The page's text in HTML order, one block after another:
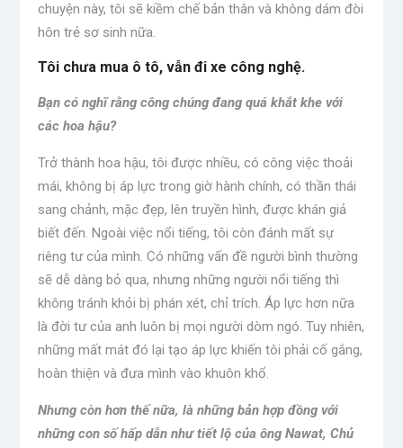
chuyện này, tôi sẽ kiềm chế bản thân và không dám đòi
hôn trẻ sơ sinh nữa.
Tôi chưa mua ô tô, vẫn đi xe công nghệ.
Bạn có nghĩ rằng công chúng đang quá khắt khe với
các hoa hậu?
Trở thành hoa hậu, tôi được nhiều, có công việc thoải
mái, không bị áp lực trong giờ hành chính, có thần thái
sang chảnh, mặc đẹp, lên truyền hình, được khán giả
biết đến. Ngoài việc nổi tiếng, tôi còn đánh mất sự
riêng tư của mình. Có những vấn đề người bình thường
sẽ dễ dàng bỏ qua, nhưng những người nổi tiếng thì
không tránh khỏi bị phán xét, chỉ trích. Áp lực hơn nữa
là đời tư của anh luôn bị mọi người dòm ngó. Tuy nhiên,
những mất mát đó lại tạo áp lực khiến tôi phải cố gắng,
hoàn thiện và đưa mình vào khuôn khổ.
Nhưng còn hơn thế nữa, là những bản hợp đồng với
những con số hấp dẫn như tiết lộ của ông Nawat, Chủ